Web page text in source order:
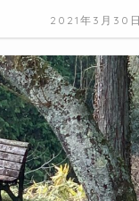
2021年3月30日